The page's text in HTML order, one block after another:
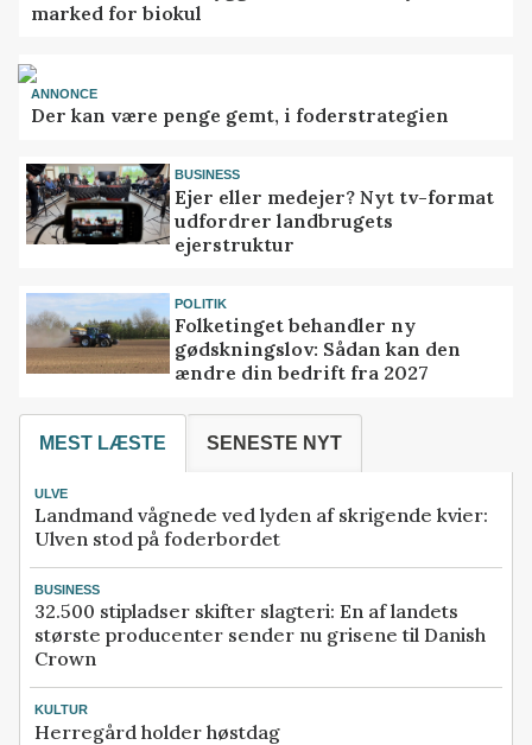
marked for biokul
ANNONCE
Der kan være penge gemt, i foderstrategien
BUSINESS
Ejer eller medejer? Nyt tv-format
udfordrer landbrugets
ejerstruktur
POLITIK
Folketinget behandler ny
gødskningslov: Sådan kan den
ændre din bedrift fra 2027
MEST LÆSTE SENESTE NYT
ULVE
Landmand vågnede ved lyden af skrigende kvier:
Ulven stod på foderbordet
BUSINESS
32.500 stipladser skifter slagteri: En af landets
største producenter sender nu grisene til Danish
Crown
KULTUR
Herregård holder høstdag